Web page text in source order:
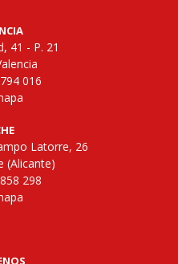
41 - P. 21
016
Latorre, 26
(Alicante)
298